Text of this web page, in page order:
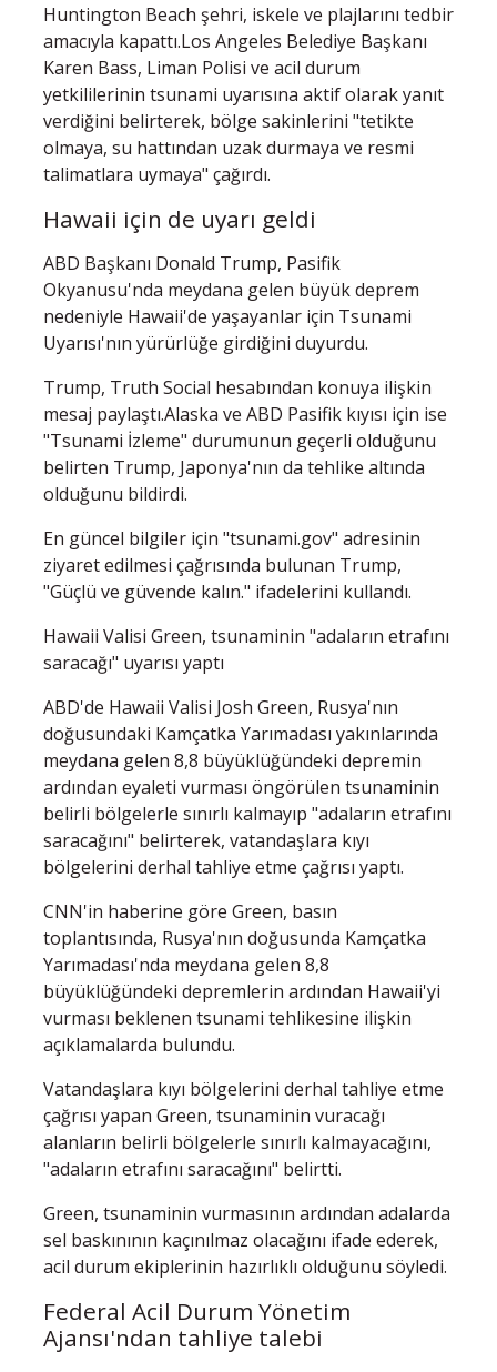
Huntington Beach şehri, iskele ve plajlarını tedbir
amacıyla kapattı.Los Angeles Belediye Başkanı
Karen Bass, Liman Polisi ve acil durum
yetkililerinin tsunami uyarısına aktif olarak yanıt
verdiğini belirterek, bölge sakinlerini "tetikte
olmaya, su hattından uzak durmaya ve resmi
talimatlara uymaya" çağırdı.
Hawaii için de uyarı geldi
ABD Başkanı Donald Trump, Pasifik
Okyanusu'nda meydana gelen büyük deprem
nedeniyle Hawaii'de yaşayanlar için Tsunami
Uyarısı'nın yürürlüğe girdiğini duyurdu.
Trump, Truth Social hesabından konuya ilişkin
mesaj paylaştı.Alaska ve ABD Pasifik kıyısı için ise
"Tsunami İzleme" durumunun geçerli olduğunu
belirten Trump, Japonya'nın da tehlike altında
olduğunu bildirdi.
En güncel bilgiler için "tsunami.gov" adresinin
ziyaret edilmesi çağrısında bulunan Trump,
"Güçlü ve güvende kalın." ifadelerini kullandı.
Hawaii Valisi Green, tsunaminin "adaların etrafını
saracağı" uyarısı yaptı
ABD'de Hawaii Valisi Josh Green, Rusya'nın
doğusundaki Kamçatka Yarımadası yakınlarında
meydana gelen 8,8 büyüklüğündeki depremin
ardından eyaleti vurması öngörülen tsunaminin
belirli bölgelerle sınırlı kalmayıp "adaların etrafını
saracağını" belirterek, vatandaşlara kıyı
bölgelerini derhal tahliye etme çağrısı yaptı.
CNN'in haberine göre Green, basın
toplantısında, Rusya'nın doğusunda Kamçatka
Yarımadası'nda meydana gelen 8,8
büyüklüğündeki depremlerin ardından Hawaii'yi
vurması beklenen tsunami tehlikesine ilişkin
açıklamalarda bulundu.
Vatandaşlara kıyı bölgelerini derhal tahliye etme
çağrısı yapan Green, tsunaminin vuracağı
alanların belirli bölgelerle sınırlı kalmayacağını,
"adaların etrafını saracağını" belirtti.
Green, tsunaminin vurmasının ardından adalarda
sel baskınının kaçınılmaz olacağını ifade ederek,
acil durum ekiplerinin hazırlıklı olduğunu söyledi.
Federal Acil Durum Yönetim
Ajansı'ndan tahliye talebi